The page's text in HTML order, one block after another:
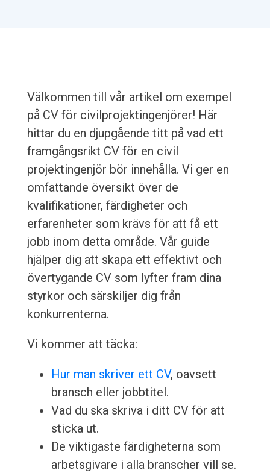
Välkommen till vår artikel om exempel
på CV för civilprojektingenjörer! Här
hittar du en djupgående titt på vad ett
framgångsrikt CV för en civil
projektingenjör bör innehålla. Vi ger en
omfattande översikt över de
kvalifikationer, färdigheter och
erfarenheter som krävs för att få ett
jobb inom detta område. Vår guide
hjälper dig att skapa ett effektivt och
övertygande CV som lyfter fram dina
styrkor och särskiljer dig från
konkurrenterna.
Vi kommer att täcka:
Hur man skriver ett CV, oavsett
bransch eller jobbtitel.
Vad du ska skriva i ditt CV för att
sticka ut.
De viktigaste färdigheterna som
arbetsgivare i alla branscher vill se.